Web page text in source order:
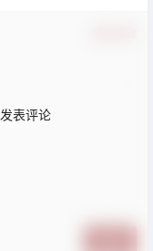
表评论